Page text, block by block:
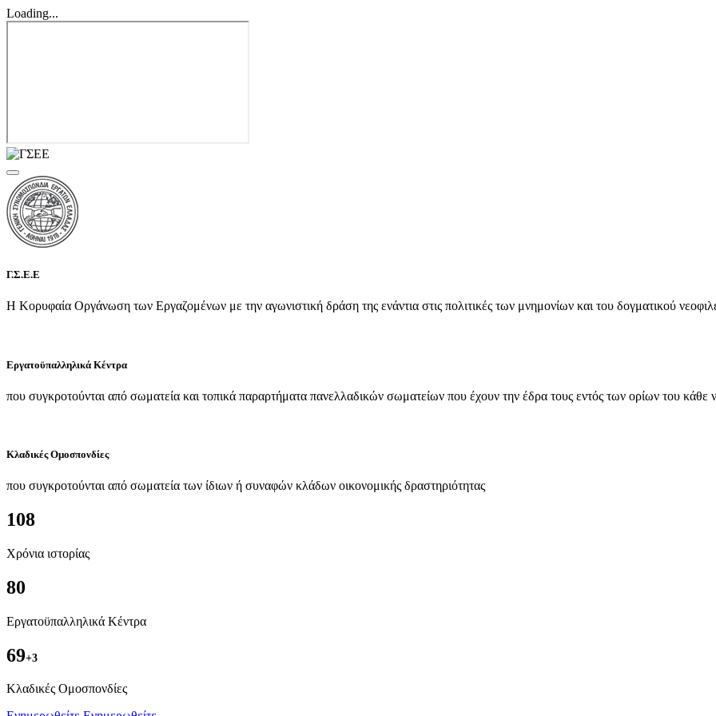
Loading...
Γ.Σ.Ε.Ε
Η Κορυφαία Οργάνωση των Εργαζομένων με την αγωνιστική δράση της ενάντια στις πολιτικές των μνημονίων και του δογματικού
Εργατοϋπαλληλικά Κέντρα
που συγκροτούνται από σωματεία και τοπικά παραρτήματα πανελλαδικών σωματείων που έχουν την έδρα τους εντός των ορίων του κάθε
Κλαδικές Ομοσπονδίες
που συγκροτούνται από σωματεία των ίδιων ή συναφών κλάδων οικονομικής δραστηριότητας
108
Χρόνια ιστορίας
80
Εργατοϋπαλληλικά Κέντρα
69+3
Kλαδικές Ομοσπονδίες